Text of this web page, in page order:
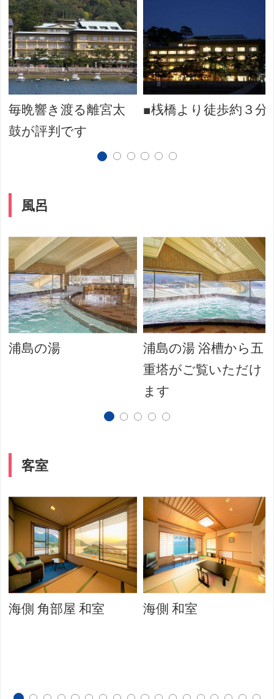
毎晩響き渡る離宮太
鼓が評判です
■桟橋より徒歩約３分
風呂
浦島の湯
浦島の湯 浴槽から五
重塔がご覧いただけ
ます
客室
海側 角部屋 和室 海側 和室